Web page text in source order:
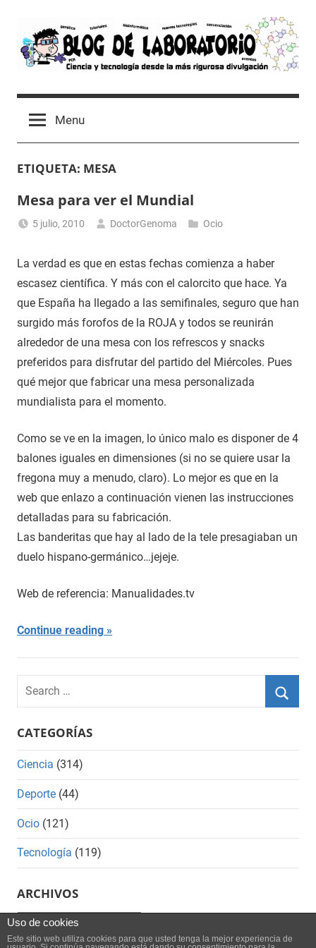
content
Blog
de
Laboratorio
Tutoriales,
Ocio
un
Laboratorio
Menu
ETIQUETA: MESA
Mesa para ver el Mundial
5 julio, 2010 DoctorGenoma Ocio
La verdad es que en estas fechas comienza a haber
escasez científica. Y más con el calorcito que hace. Ya
que España ha llegado a las semifinales, seguro que han
surgido más forofos de la ROJA y todos se reunirán
alrededor de una mesa con los refrescos y snacks
preferidos para disfrutar del partido del Miércoles. Pues
qué mejor que fabricar una mesa personalizada
mundialista para el momento.
Como se ve en la imagen, lo único malo es disponer de 4
balones iguales en dimensiones (si no se quiere usar la
fregona muy a menudo, claro). Lo mejor es que en la
web que enlazo a continuación vienen las instrucciones
detalladas para su fabricación.
Las banderitas que hay al lado de la tele presagiaban un
duelo hispano-germánico…jejeje.
Web de referencia: Manualidades.tv
Continue reading
Search
for:
CATEGORÍAS
Ciencia (314)
Deporte (44)
Ocio (121)
Tecnología (119)
ARCHIVOS
Archivos
Uso de cookies
Este sitio web utiliza cookies para que usted tenga la mejor experiencia de